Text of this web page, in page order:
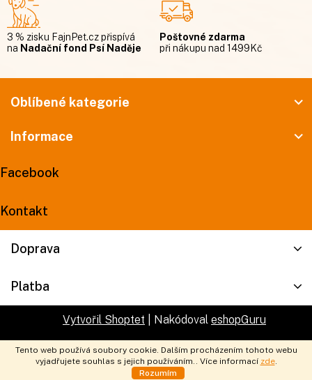
Tento web používá soubory cookie. Dalším procházením tohoto webu
vyjadřujete souhlas s jejich používáním.. Více informací zde.
Rozumím
3 % zisku FajnPet.cz přispívá
na Nadační fond Psí Naděje
Poštovné zdarma
při nákupu nad 1499Kč
í
Oblíbené kategorie
Informace
Facebook
Kontakt
Doprava
Platba
Vytvořil Shoptet | Nakódoval eshopGuru
Copyright 2026Fajnpet.cz. Všechna práva vyhrazena.